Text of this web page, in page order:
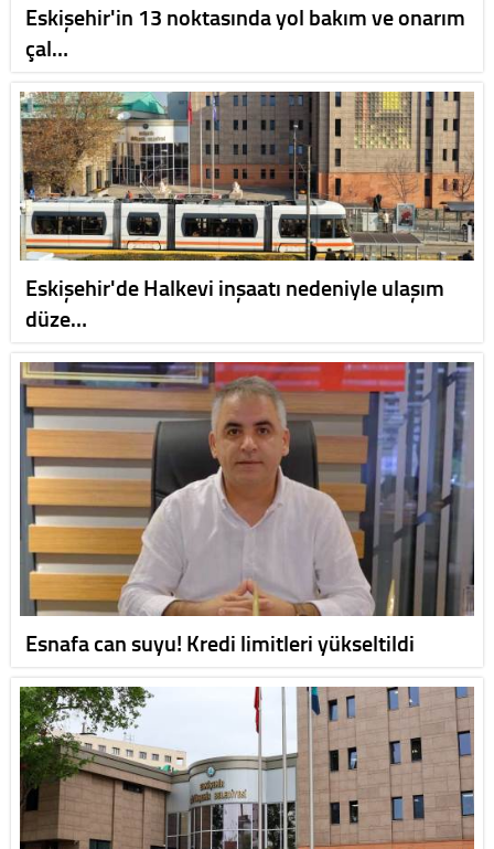
Eskişehir'in 13 noktasında yol bakım ve onarım
çal…
Eskişehir'de Halkevi inşaatı nedeniyle ulaşım
düze…
Esnafa can suyu! Kredi limitleri yükseltildi